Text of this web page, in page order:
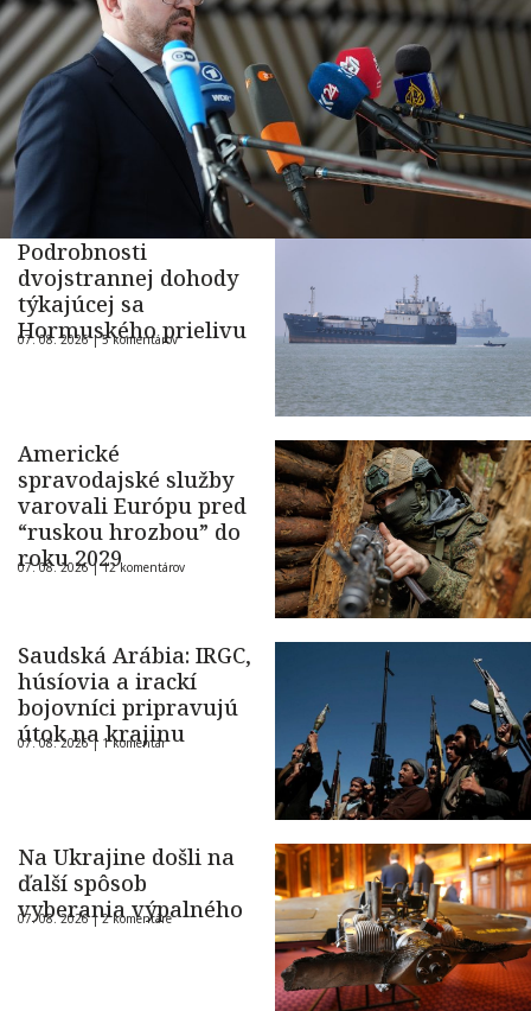
Podrobnosti
dvojstrannej dohody
týkajúcej sa
Hormuského prielivu
07. 08. 2026 |5 komentárov
Americké
spravodajské služby
varovali Európu pred
“ruskou hrozbou” do
roku 2029
07. 08. 2026 |12 komentárov
Saudská Arábia: IRGC,
húsíovia a irackí
bojovníci pripravujú
útok na krajinu
07. 08. 2026 | 1 komentár
Na Ukrajine došli na
ďalší spôsob
vyberania výpalného
07. 08. 2026 |2 komentáre